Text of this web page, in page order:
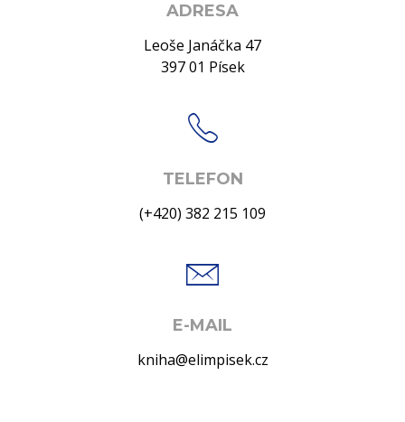
ADRESA
Leoše Janáčka 47
397 01 Písek
TELEFON
(+420) 382 215 109
E-MAIL
kniha@elimpisek.cz